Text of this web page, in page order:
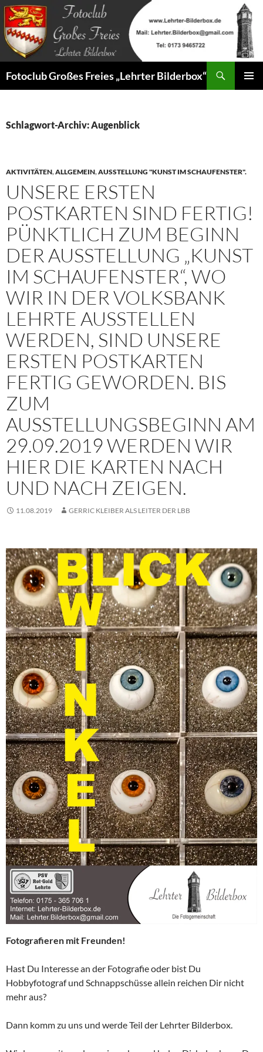
Zum
Inhalt
springen
Fotoclub Großes Freies „Lehrter Bilderbox“
Schlagwort-Archiv: Augenblick
AKTIVITÄTEN,ALLGEMEIN,AUSSTELLUNG "KUNST IM SCHAUFENSTER".
UNSERE ERSTEN
POSTKARTEN SIND FERTIG!
PÜNKTLICH ZUM BEGINN
DER AUSSTELLUNG „KUNST
IM SCHAUFENSTER“, WO
WIR IN DER VOLKSBANK
LEHRTE AUSSTELLEN
WERDEN, SIND UNSERE
ERSTEN POSTKARTEN
FERTIG GEWORDEN. BIS
ZUM
AUSSTELLUNGSBEGINN AM
29.09.2019 WERDEN WIR
HIER DIE KARTEN NACH
UND NACH ZEIGEN.
11.08.2019 GERRIC KLEIBER ALS LEITER DER LBB
Fotografieren mit Freunden!
Hast Du Interesse an der Fotografie oder bist Du
Hobbyfotograf und Schnappschüsse allein reichen Dir nicht
mehr aus?
Dann komm zu uns und werde Teil der Lehrter Bilderbox.